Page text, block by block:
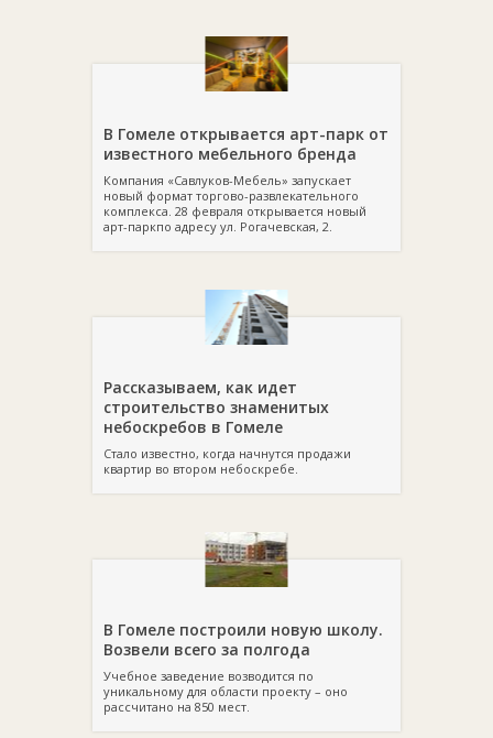
В Гомеле открывается арт-парк от
известного мебельного бренда
Компания «Савлуков-Мебель» запускает
новый формат торгово-развлекательного
комплекса. 28 февраля открывается новый
арт-паркпо адресу ул. Рогачевская, 2.
Рассказываем, как идет
строительство знаменитых
небоскребов в Гомеле
Стало известно, когда начнутся продажи
квартир во втором небоскребе.
В Гомеле построили новую школу.
Возвели всего за полгода
Учебное заведение возводится по
уникальному для области проекту – оно
рассчитано на 850 мест.